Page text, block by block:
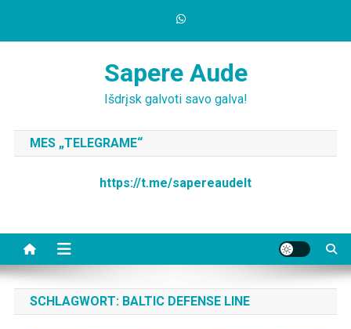
Sapere Aude
Išdrįsk galvoti savo galva!
MES „TELEGRAME“
https://t.me/sapereaudelt
SCHLAGWORT: BALTIC DEFENSE LINE